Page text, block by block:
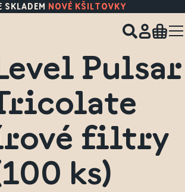
SKLADEM NOVÉ KŠILTOVKY
Pulsar
filtry
ks)